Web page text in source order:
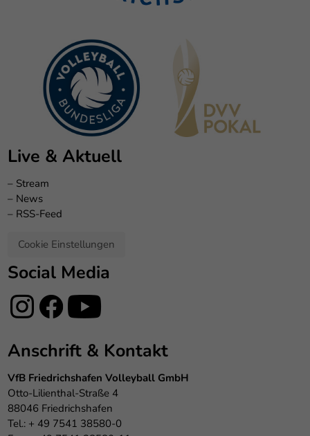
Live & Aktuell
– Stream
– News
– RSS-Feed
Cookie Einstellungen
Social Media
Anschrift & Kontakt
VfB Friedrichshafen Volleyball GmbH
Otto-Lilienthal-Straße 4
88046 Friedrichshafen
Tel.: + 49 7541 38580-0